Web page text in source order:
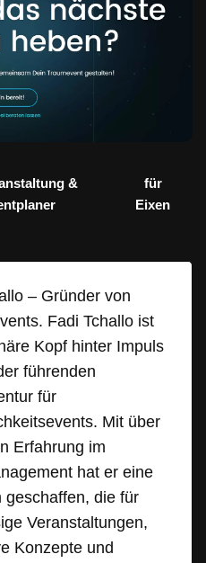
&
für
Eixen
– Gründer von
Fadi Tchallo ist
Kopf hinter Impuls
führenden
für
Mit über
Erfahrung im
hat er eine
geschaffen, die für
Veranstaltungen,
Konzepte und